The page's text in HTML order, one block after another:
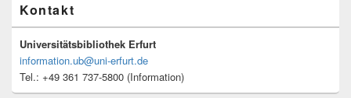
Kontakt
Universitätsbibliothek Erfurt
information.ub@uni-erfurt.de
Tel.: +49 361 737-5800 (Information)